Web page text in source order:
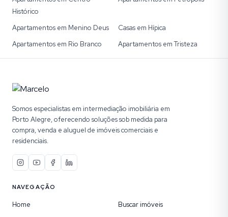
Histórico
Apartamentos em Menino Deus
Casas em Hípica
Apartamentos em Rio Branco
Apartamentos em Tristeza
Somos especialistas em intermediação imobiliária em
Porto Alegre, oferecendo soluções sob medida para
compra, venda e aluguel de imóveis comerciais e
residenciais.
NAVEGAÇÃO
Home
Buscar imóveis